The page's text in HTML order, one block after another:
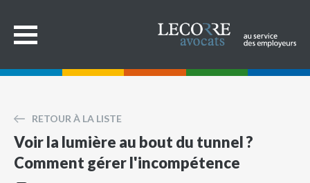
RETOUR À LA LISTE
Voir la lumière au bout du tunnel ?
Comment gérer l'incompétence